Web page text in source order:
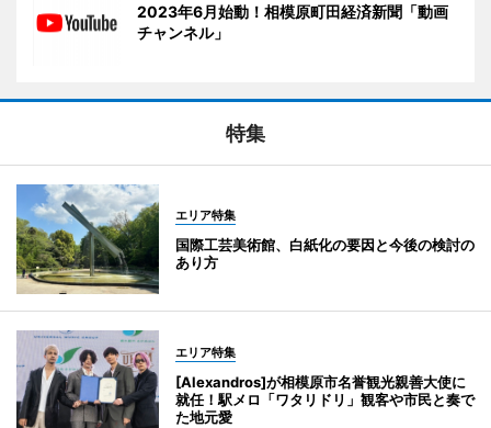
2023年6月始動！相模原町田経済新聞「動画
チャンネル」
特集
エリア特集
国際工芸美術館、白紙化の要因と今後の検討の
あり方
エリア特集
[Alexandros]が相模原市名誉観光親善大使に
就任！駅メロ「ワタリドリ」観客や市民と奏で
た地元愛